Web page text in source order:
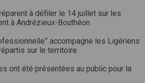
à défiler le 14 juillet sur les
à Andrézieux-Bouthéon.
accompagne les Ligériens
sur le territoire.
ont été présentées au public pour la